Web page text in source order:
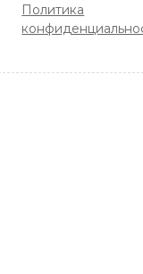
Политика